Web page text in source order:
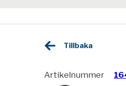
Tillbaka
Artikelnummer